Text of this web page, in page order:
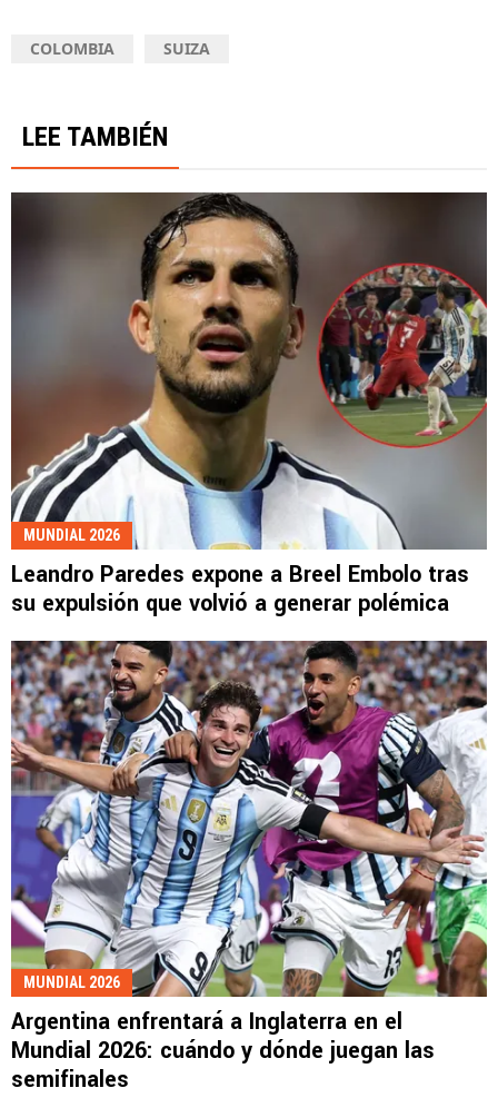
COLOMBIA SUIZA
LEE TAMBIÉN
MUNDIAL 2026
Leandro Paredes expone a Breel Embolo tras
su expulsión que volvió a generar polémica
MUNDIAL 2026
Argentina enfrentará a Inglaterra en el
Mundial 2026: cuándo y dónde juegan las
semifinales